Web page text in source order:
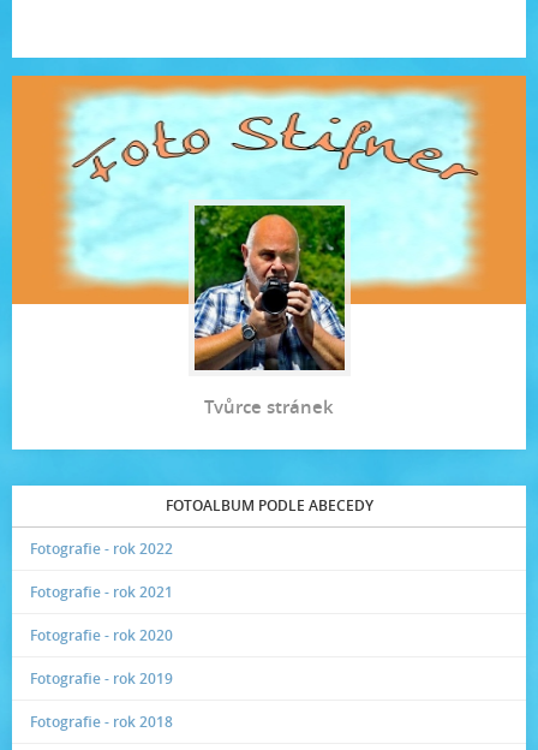
Tvůrce stránek
FOTOALBUM PODLE ABECEDY
Fotografie - rok 2022
Fotografie - rok 2021
Fotografie - rok 2020
Fotografie - rok 2019
Fotografie - rok 2018